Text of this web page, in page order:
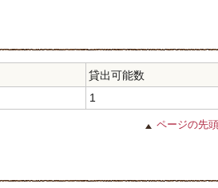
貸出可能数
1
ページの先